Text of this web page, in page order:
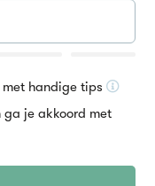
met handige tips
ga je akkoord met